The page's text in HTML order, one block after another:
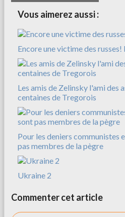
Vous aimerez aussi :
Encore une victime des
Les amis de Zelinsky l'ami des
centaines de Tregorois
Pour les deniers communistes
pas membres de la pègre
Ukraine 2
Commenter cet article